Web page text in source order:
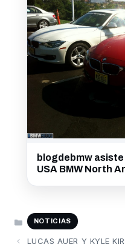
blogdebmw asiste
USA BMW North
CATEGORÍAS
NOTICIAS
LUCAS AUER Y KYLE